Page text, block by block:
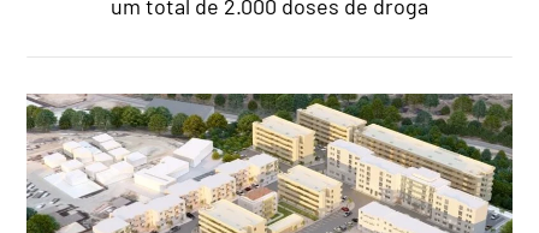
um total de 2.000 doses de droga